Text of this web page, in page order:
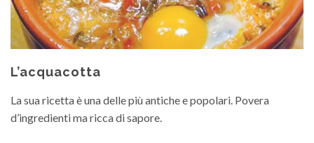
L’acquacotta
La sua ricetta è una delle più antiche e popolari. Povera
d’ingredienti ma ricca di sapore.